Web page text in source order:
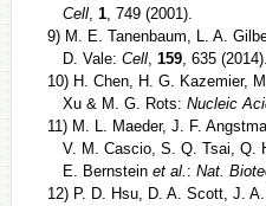
Cell, 1, 749 (2001).
9) M. E. Tanenbaum, L. A.
D. Vale: Cell, 159, 635 (2014).
10) H. Chen, H. G. Kazemier,
Xu & M. G. Rots: Nucleic
11) M. L. Maeder, J. F.
V. M. Cascio, S. Q. Tsai, Q.
E. Bernstein et al. : Nat.
12) P. D. Hsu, D. A. Scott, J.